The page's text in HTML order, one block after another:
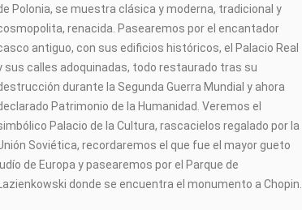
Polonia, se muestra clásica y moderna, tradicional y
renacida. Pasearemos por el encantador
antiguo, con sus edificios históricos, el Palacio Real
sus calles adoquinadas, todo restaurado tras su
durante la Segunda Guerra Mundial y ahora
Patrimonio de la Humanidad. Veremos el
Palacio de la Cultura, rascacielos regalado por la
Soviética, recordaremos el que fue el mayor gueto
de Europa y pasearemos por el Parque de
donde se encuentra el monumento a Chopin.